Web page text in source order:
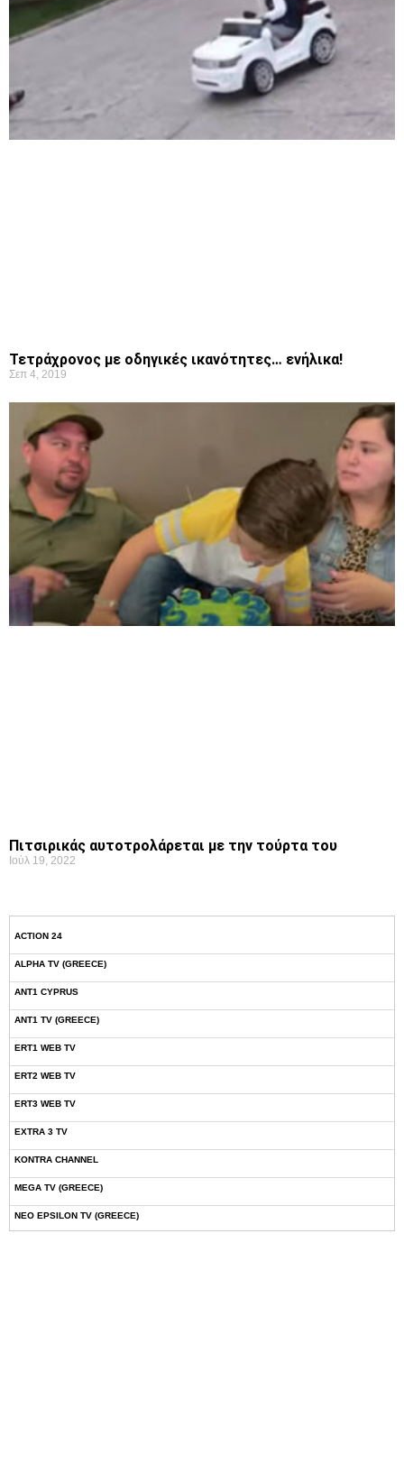
Τετράχρονος με οδηγικές ικανότητες… ενήλικα!
Σεπ 4, 2019
Πιτσιρικάς αυτοτρολάρεται με την τούρτα του
Ιούλ 19, 2022
ACTION 24
ALPHA TV (GREECE)
ANT1 CYPRUS
ANT1 TV (GREECE)
ERT1 WEB TV
ERT2 WEB TV
ERT3 WEB TV
EXTRA 3 TV
KONTRA CHANNEL
MEGA TV (GREECE)
NEO EPSILON TV (GREECE)